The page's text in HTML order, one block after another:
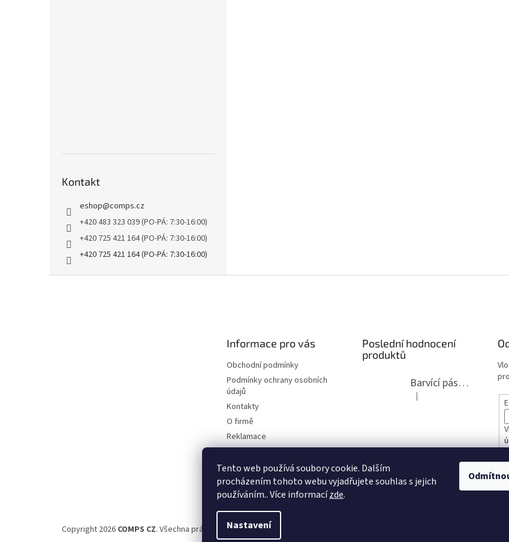
Tento web používá soubory cookie. Dalším
procházením tohoto webu vyjadřujete souhlas s jejich
používáním.. Více informacízde.
Nastavení
Kontakt
eshop@comps.cz
+420 483 323 039 (PO-PÁ: 7:30-16:00)
+420 725 421 164 (PO-PÁ: 7:30-16:00)
+420 725 421 164 (PO-PÁ: 7:30-16:00)
Informace pro vás
Obchodní podmínky
Podmínky ochrany osobních
údajů
Kontakty
O firmě
Reklamace
Elektromobilita 2020
Certifikáty
Možnosti dopravy
Poslední hodnocení
produktů
Barvící páska pro psací stroje DIN 1, DIN 13/10, LAND, PA červenočerná
Hodnocení produktu je 5 z
|
Copyright 2026 COMPS CZ. Všechna práva vyhrazena.